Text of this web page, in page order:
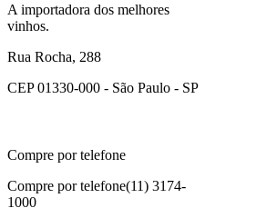
A importadora dos melhores
vinhos.
Rua Rocha, 288
CEP 01330-000 - São Paulo - SP
Compre por telefone
Compre por telefone(11) 3174-
1000